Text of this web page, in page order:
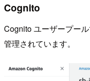
Cognito
Cognito ユーザープー
管理されています。